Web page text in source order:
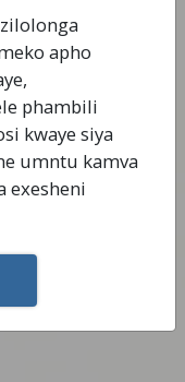
apho
phambili
kwaye siya
umntu kamva
exesheni